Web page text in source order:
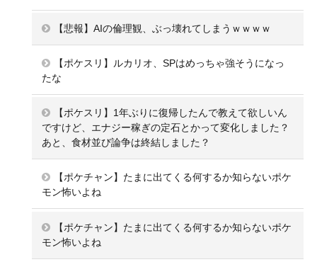
【悲報】AIの倫理観、ぶっ壊れてしまうｗｗｗｗ
【ポケスリ】ルカリオ、SPはめっちゃ強そうになっ
たな
【ポケスリ】1年ぶりに復帰したんで教えて欲しいん
ですけど、エナジー稼ぎの定石とかって変化しました？
あと、食材並び論争は終結しました？
【ポケチャン】たまに出てくる何するか知らないポケ
モン怖いよね
【ポケチャン】たまに出てくる何するか知らないポケ
モン怖いよね